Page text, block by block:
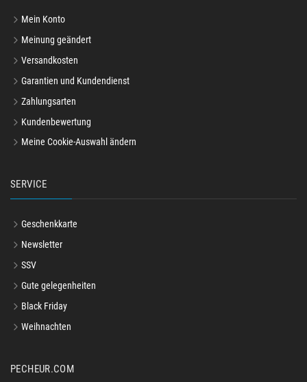
Mein Konto
Meinung geändert
Versandkosten
Garantien und Kundendienst
Zahlungsarten
Kundenbewertung
Meine Cookie-Auswahl ändern
SERVICE
Geschenkkarte
Newsletter
SSV
Gute gelegenheiten
Black Friday
Weihnachten
PECHEUR.COM